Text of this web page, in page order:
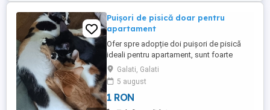
Puișori de pisică doar pentru
apartament
Ofer spre adopție doi puișori de pisică
ideali pentru apartament, sunt foarte
jucăuși au deparazitare interna făcută
Galati, Galati
5 august
1 RON